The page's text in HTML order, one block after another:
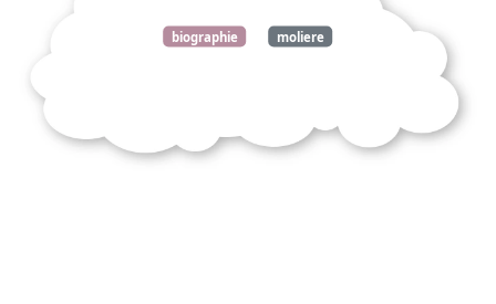
biographie moliere